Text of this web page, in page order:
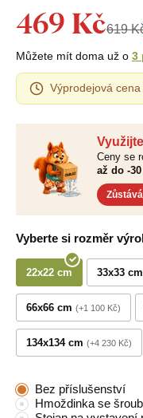
Ceny se
až do -
Vyberte si rozměr
22x22 cm 33x33 cm
66x66 cm +1 100 Kč
134x134 cm +4 230 Kč
469 Kč619
Můžete mít doma už o 3
Výprodejová
Bez příslušenství
Hmoždinka se